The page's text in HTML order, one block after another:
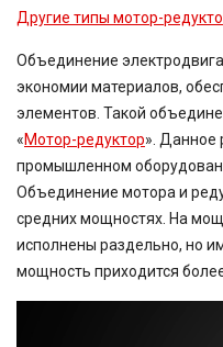
Другие типы мотор-
Объединение
экономии материалов,
элементов. Такой
«Мотор-редуктор». Данное
промышленном
Объединение мотора и
средних мощностях. На
исполнены раздельно, но
мощность приходится